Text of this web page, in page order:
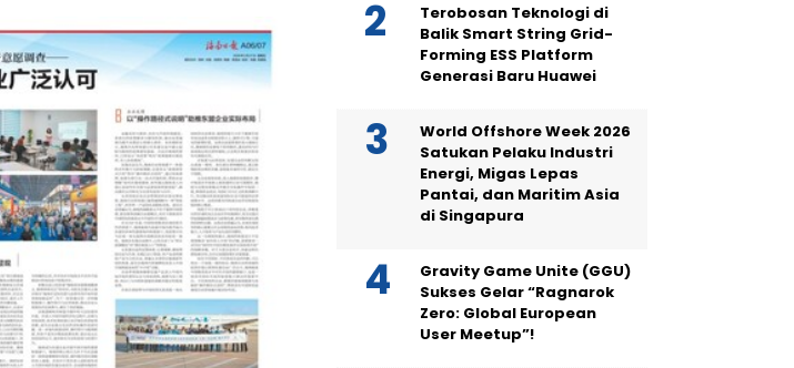
Terobosan Teknologi di
Balik Smart String Grid-
Forming ESS Platform
Generasi Baru Huawei
World Offshore Week 2026
Satukan Pelaku Industri
Energi, Migas Lepas
Pantai, dan Maritim Asia
di Singapura
Gravity Game Unite (GGU)
Sukses Gelar “Ragnarok
Zero: Global European
User Meetup”!